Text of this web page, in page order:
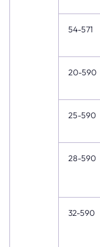
54-571
20-590
25-590
28-590
32-590